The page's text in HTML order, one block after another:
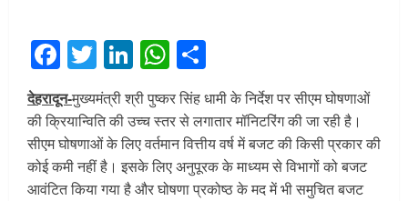
Facebook
Twitter
LinkedIn
WhatsApp
देहरादून-मुख्यमंत्री श्री पुष्कर सिंह धामी के निर्देश पर सीएम घोषणाओं
की क्रियान्विति की उच्च स्तर से लगातार मॉनिटरिंग की जा रही है।
सीएम घोषणाओं के लिए वर्तमान वित्तीय वर्ष में बजट की किसी प्रकार की
कोई कमी नहीं है। इसके लिए अनुपूरक के माध्यम से विभागों को बजट
आवंटित किया गया है और घोषणा प्रकोष्ठ के मद में भी समुचित बजट